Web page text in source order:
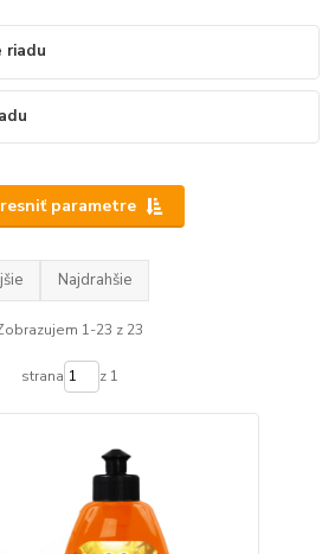
riadu
parametre
Najdrahšie
1-23 z 23
strana z 1